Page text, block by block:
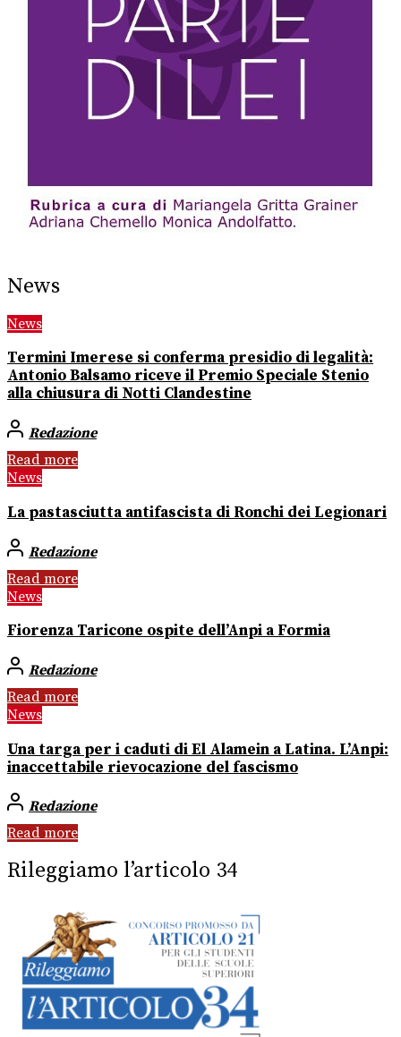
News
News
Termini Imerese si conferma presidio di legalità:
Antonio Balsamo riceve il Premio Speciale Stenio
alla chiusura di Notti Clandestine
Redazione
Read more
News
La pastasciutta antifascista di Ronchi dei Legionari
Redazione
Read more
News
Fiorenza Taricone ospite dell’Anpi a Formia
Redazione
Read more
News
Una targa per i caduti di El Alamein a Latina. L’Anpi:
inaccettabile rievocazione del fascismo
Redazione
Read more
Rileggiamo l’articolo 34